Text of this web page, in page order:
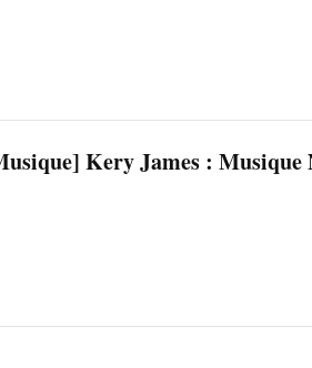
Kery James : Musique